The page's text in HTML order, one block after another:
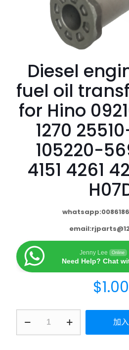
Diesel
fuel oil
for Hino
1270
105220-
4151 4261
email:
Jenny Lee Online
Need Help? Chat
$1.00
加